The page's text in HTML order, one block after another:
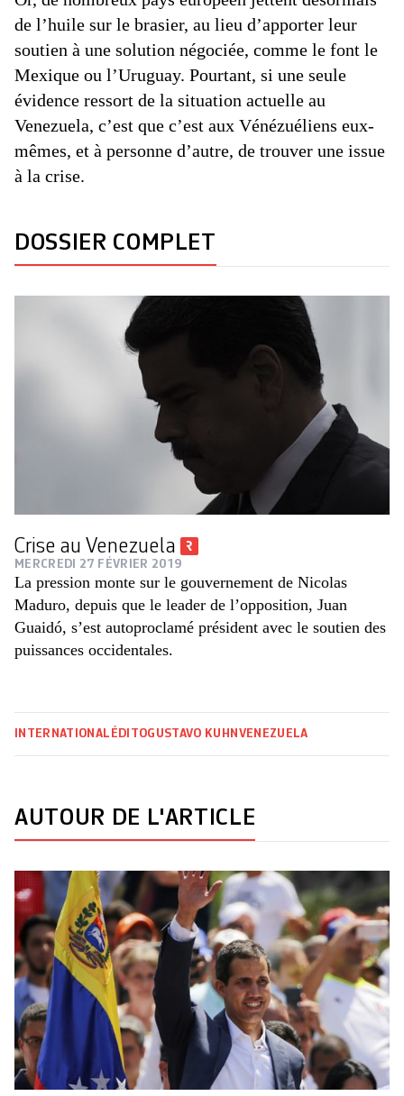
de l’huile sur le brasier, au lieu d’apporter leur
soutien à une solution négociée, comme le font le
Mexique ou l’Uruguay. Pourtant, si une seule
évidence ressort de la situation actuelle au
Venezuela, c’est que c’est aux Vénézuéliens eux-
mêmes, et à personne d’autre, de trouver une issue
à la crise.
DOSSIER COMPLET
Crise au Venezuela
MERCREDI 27 FÉVRIER 2019
La pression monte sur le gouvernement de Nicolas
Maduro, depuis que le leader de l’opposition, Juan
Guaidó, s’est autoproclamé président avec le soutien des
puissances occidentales.
INTERNATIONAL ÉDITOGUSTAVO KUHN VENEZUELA
AUTOUR DE L'ARTICLE